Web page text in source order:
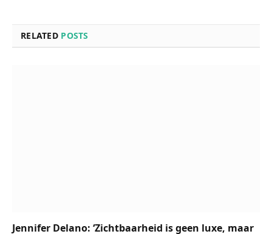
RELATED POSTS
Jennifer Delano: ‘Zichtbaarheid is geen luxe, maar